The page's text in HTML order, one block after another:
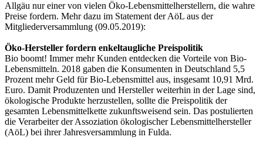
Allgäu nur einer von vielen Öko-Lebensmittelherstellern, die wahre
Preise fordern. Mehr dazu im Statement der AöL aus der
Mitgliederversammlung (09.05.2019):
Öko-Hersteller fordern enkeltaugliche Preispolitik
Bio boomt! Immer mehr Kunden entdecken die Vorteile von Bio-
Lebensmitteln. 2018 gaben die Konsumenten in Deutschland 5,5
Prozent mehr Geld für Bio-Lebensmittel aus, insgesamt 10,91 Mrd.
Euro. Damit Produzenten und Hersteller weiterhin in der Lage sind,
ökologische Produkte herzustellen, sollte die Preispolitik der
gesamten Lebensmittelkette zukunftsweisend sein. Das postulierten
die Verarbeiter der Assoziation ökologischer Lebensmittelhersteller
(AöL) bei ihrer Jahresversammlung in Fulda.